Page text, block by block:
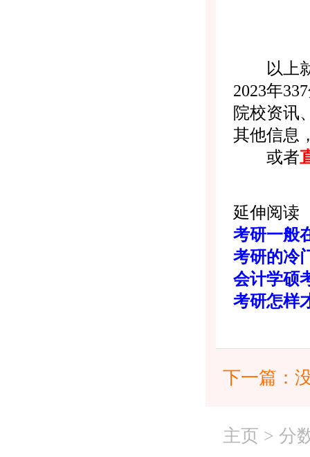
以上就
2023年
院校资讯
其他信息
或者
延伸阅读
考研一般
考研的冷
会计学硕
考研怎样
下一篇：
主页 > 分